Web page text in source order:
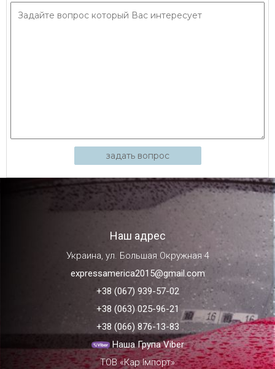
задать вопрос
Наш адрес
Украина, ул. Большая Окружная 4
expressamerica2015@gmail.com
+38 (067) 939-57-02
+38 (063) 025-96-21
+38 (066) 876-13-83
Наша Група Viber
ТОВ «Кар Імпорт»